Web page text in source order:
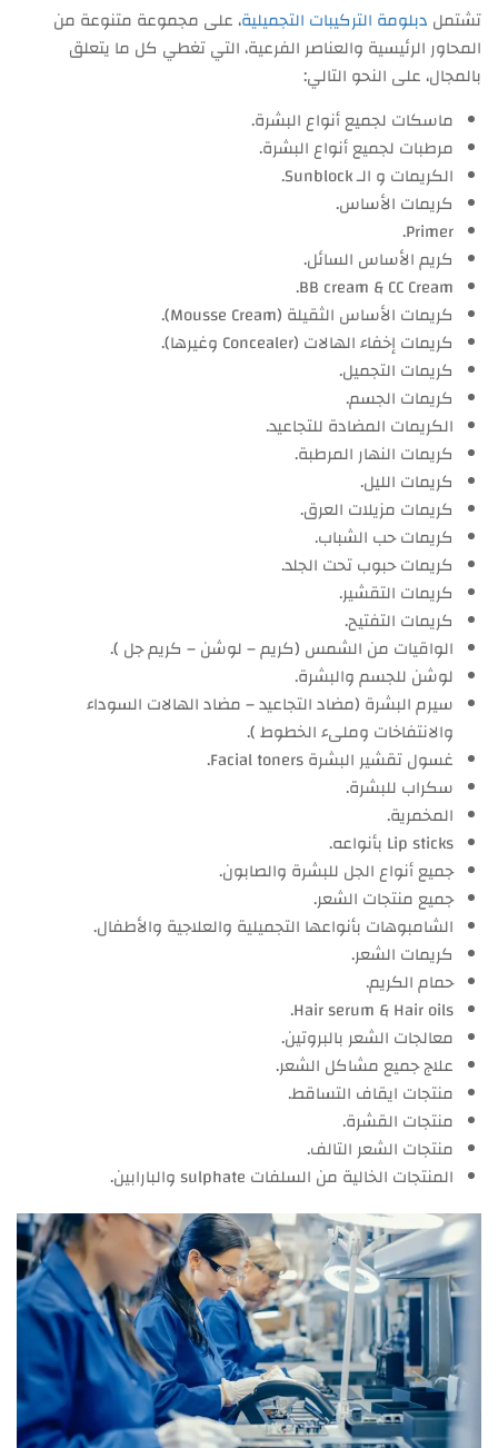
تشتمل دبلومة التركيبات التجميلية، على مجموعة متنوعة من
المحاور الرئيسية والعناصر الفرعية، التي تغطي كل ما يتعلق
بالمجال، على النحو التالي:
ماسكات لجميع أنواع البشرة.
مرطبات لجميع أنواع البشرة.
الكريمات و الـ Sunblock.
كريمات الأساس.
Primer.
كريم الأساس السائل.
BB cream & CC Cream.
كريمات الأساس الثقيلة (Mousse Cream).
كريمات إخفاء الهالات (Concealer وغيرها).
كريمات التجميل.
كريمات الجسم.
الكريمات المضادة للتجاعيد.
كريمات النهار المرطبة.
كريمات الليل.
كريمات مزيلات العرق.
كريمات حب الشباب.
كريمات حبوب تحت الجلد.
كريمات التقشير.
كريمات التفتيح.
الواقيات من الشمس (كريم – لوشن – كريم جل ).
لوشن للجسم والبشرة.
سيرم البشرة (مضاد التجاعيد – مضاد الهالات السوداء
والانتفاخات وملىء الخطوط ).
غسول تقشير البشرة Facial toners.
سكراب للبشرة.
المخمرية.
Lip sticks بأنواعه.
جميع أنواع الجل للبشرة والصابون.
جميع منتجات الشعر.
الشامبوهات بأنواعها التجميلية والعلاجية والأطفال.
كريمات الشعر.
حمام الكريم.
Hair serum & Hair oils.
معالجات الشعر بالبروتين.
علاج جميع مشاكل الشعر.
منتجات ايقاف التساقط.
منتجات القشرة.
منتجات الشعر التالف.
المنتجات الخالية من السلفات sulphate والبارابين.